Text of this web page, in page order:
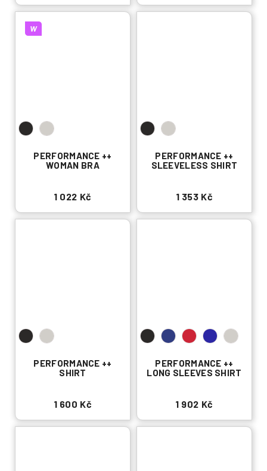
W
PERFORMANCE ++
WOMAN BRA
1 022 Kč
PERFORMANCE ++
SLEEVELESS SHIRT
1 353 Kč
PERFORMANCE ++
SHIRT
1 600 Kč
PERFORMANCE ++
LONG SLEEVES SHIRT
1 902 Kč